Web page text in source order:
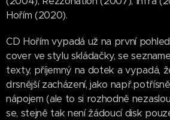
Hořím (2020).
CD Hořím vypadá už na první
cover ve stylu skládačky, se
texty, příjemný na dotek a vypadá,
drsnější zacházení, jako
nápojem (ale to si rozhodně
se, stejně tak není žádoucí disk